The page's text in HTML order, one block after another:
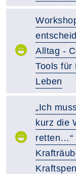
Alltag -
Tools für
Leben
„Ich
kurz die
retten…“